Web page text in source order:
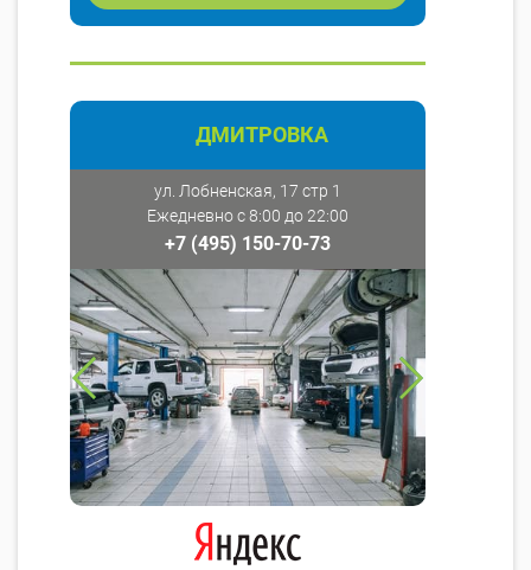
ДМИТРОВКА
ул. Лобненская, 17 стр 1
Ежедневно с 8:00 до 22:00
+7 (495) 150-70-73